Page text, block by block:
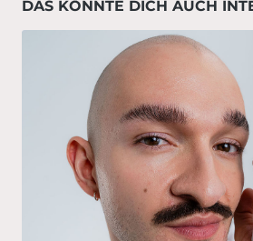
DAS KÖNNTE DICH AUCH